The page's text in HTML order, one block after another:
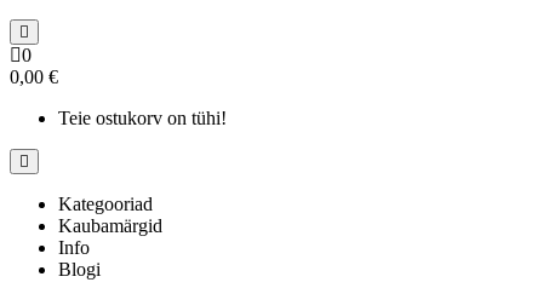
0
0,00 €
Teie ostukorv on tühi!
Kategooriad
Kaubamärgid
Info
Blogi